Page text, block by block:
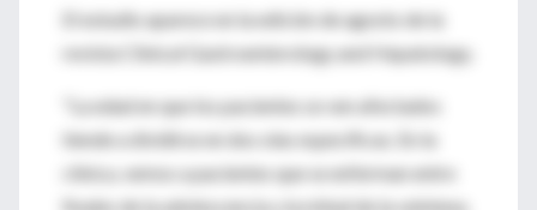
El estudio aparece en la edición de agosto de la
revista Clinical Gastroenterology and Hepatology.
"La edad en que los pacientes se ven afectados
tiende a dividirse en dos olas específicas. En la
clínica, vemos a pacientes que se enferman entre